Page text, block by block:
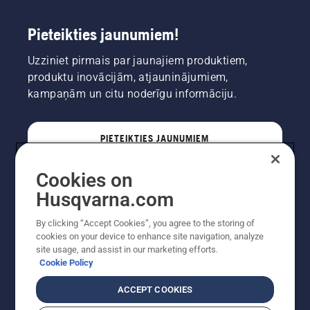
Pieteikties jaunumiem!
Uzziniet pirmais par jaunajiem produktiem,
produktu inovācijām, atjauninājumiem,
kampaņām un citu noderīgu informāciju.
PIETEIKTIES JAUNUMIEM
Cookies on
Husqvarna.com
By clicking “Accept Cookies”, you agree to the storing of
cookies on your device to enhance site navigation, analyze
site usage, and assist in our marketing efforts.
Cookie Policy
ACCEPT COOKIES